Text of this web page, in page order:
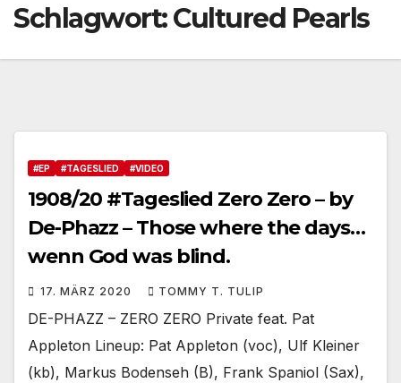
Schlagwort:Cultured Pearls
#EP #TAGESLIED #VIDEO
1908/20 #Tageslied Zero Zero – by
De-Phazz – Those where the days…
wenn God was blind.
17. MÄRZ 2020 TOMMY T. TULIP
DE-PHAZZ – ZERO ZERO Private feat. Pat
Appleton Lineup: Pat Appleton (voc), Ulf Kleiner
(kb), Markus Bodenseh (B), Frank Spaniol (Sax),